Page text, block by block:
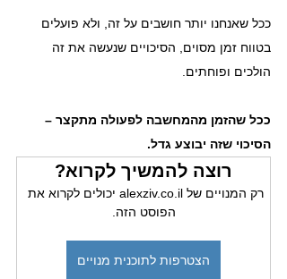
ככל שאנחנו יותר חושבים על זה, ולא פועלים
בטווח זמן מסוים, הסיכויים שנעשה את זה
הולכים ופוחתים.
ככל שהזמן מהמחשבה לפעולה מתקצר –
הסיכוי שזה יבוצע גדל.
רוצה להמשיך לקרוא?
רק המנויים של alexziv.co.il יכולים לקרוא את
הפוסט הזה.
הצטרפות לתוכנית מנויים